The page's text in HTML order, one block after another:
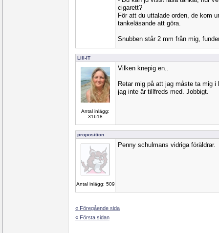
cigarett?
För att du uttalade orden, de kom
tankeläsande att göra.
Snubben står 2 mm från mig,
Lill-IT
Antal inlägg:
31618
Vilken knepig en..
Retar mig på att jag måste ta mig i
jag inte är tillfreds med. Jobbigt.
proposition
Antal inlägg: 509
Penny schulmans vidriga föräldrar.
« Föregående sida
« Första sidan